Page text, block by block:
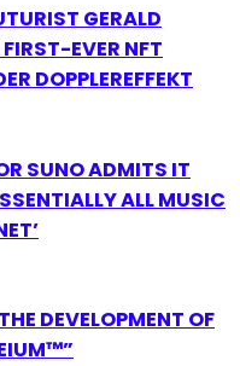
GERALD
EVER NFT
DOPPLEREFFEKT
SUNO ADMITS IT
ALL MUSIC
DEVELOPMENT OF